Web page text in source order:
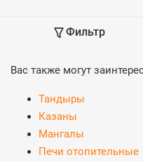
Фильтр
Вас также могут
Тандыры
Казаны
Мангалы
Печи отопительные